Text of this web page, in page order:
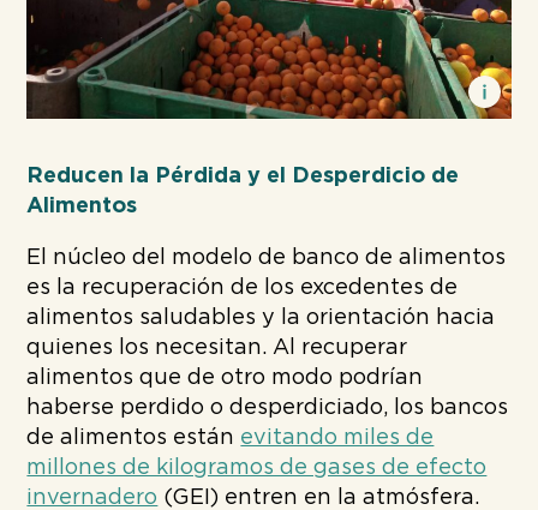
Reducen la Pérdida y el Desperdicio de
Alimentos
El núcleo del modelo de banco de alimentos
es la recuperación de los excedentes de
alimentos saludables y la orientación hacia
quienes los necesitan. Al recuperar
alimentos que de otro modo podrían
haberse perdido o desperdiciado, los bancos
de alimentos están evitando miles de
millones de kilogramos de gases de efecto
invernadero (GEI) entren en la atmósfera.